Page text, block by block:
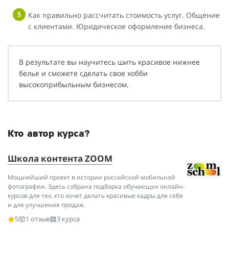
Как правильно рассчитать стоимость услуг. Общение
с клиентами. Юридическое оформление бизнеса.
В результате вы научитесь шить красивое нижнее
белье и сможете сделать свое хобби
высокоприбыльным бизнесом.
Кто автор курса?
Школа контента ZOOM
Мощнейший проект в истории российской мобильной
фотографии. Здесь собрана подборка обучающих онлайн-
курсов для тех, кто хочет делать красивые кадры для себя
и для улучшения продаж.
5
1 отзыв 3 курса